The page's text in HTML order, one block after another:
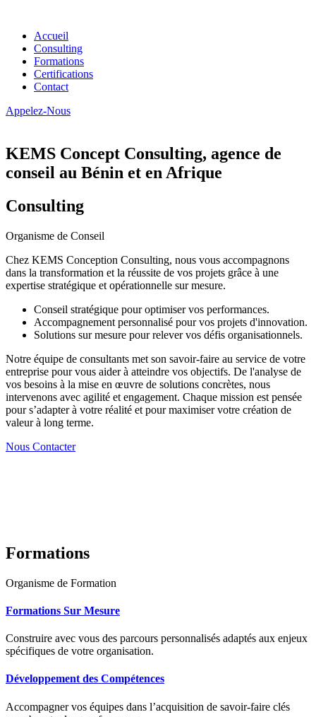
Accueil
Consulting
Formations
Certifications
Contact
Appelez-Nous
KEMS Concept Consulting, agence de
conseil au Bénin et en Afrique
Consulting
Organisme de Conseil
Chez KEMS Conception Consulting, nous vous accompagnons
dans la transformation et la réussite de vos projets grâce à une
expertise stratégique et opérationnelle sur mesure.
Conseil stratégique pour optimiser vos performances.
Accompagnement personnalisé pour vos projets d'innovation.
Solutions sur mesure pour relever vos défis organisationnels.
Notre équipe de consultants met son savoir-faire au service de votre
entreprise pour vous aider à atteindre vos objectifs. De l'analyse de
vos besoins à la mise en œuvre de solutions concrètes, nous
intervenons avec agilité et engagement. Chaque mission est pensée
pour s’adapter à votre réalité et pour maximiser votre création de
valeur à long terme.
Nous Contacter
Formations
Organisme de Formation
Formations Sur Mesure
Construire avec vous des parcours personnalisés adaptés aux enjeux
spécifiques de votre organisation.
Développement des Compétences
Accompagner vos équipes dans l’acquisition de savoir-faire clés